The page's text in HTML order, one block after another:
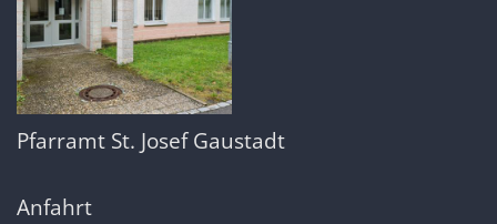
Pfarramt St. Josef Gaustadt
Anfahrt